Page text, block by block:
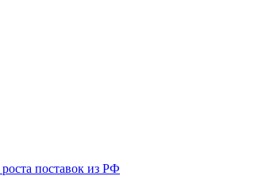
поставок из РФ